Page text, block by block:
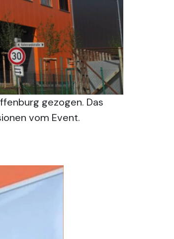
gezogen. Das
vom Event.